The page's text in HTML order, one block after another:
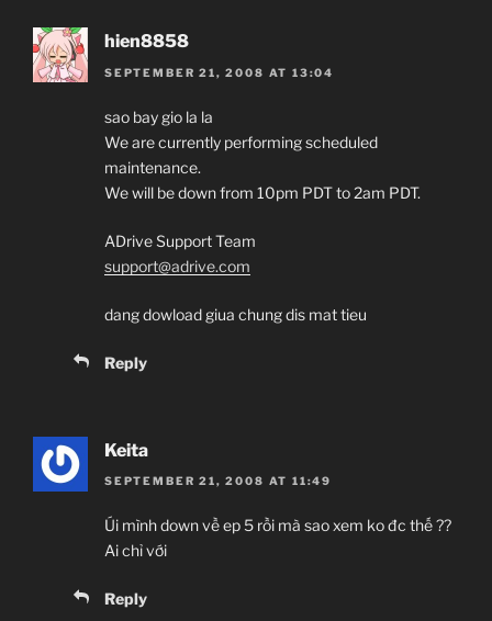
hien8858
SEPTEMBER 21, 2008 AT 13:04
sao bay gio la la
We are currently performing scheduled
maintenance.
We will be down from 10pm PDT to 2am PDT.
ADrive Support Team
support@adrive.com
dang dowload giua chung dis mat tieu
Reply
Keita
SEPTEMBER 21, 2008 AT 11:49
Úi mình down về ep 5 rồi mà sao xem ko đc thế ??
Ai chỉ với
Reply